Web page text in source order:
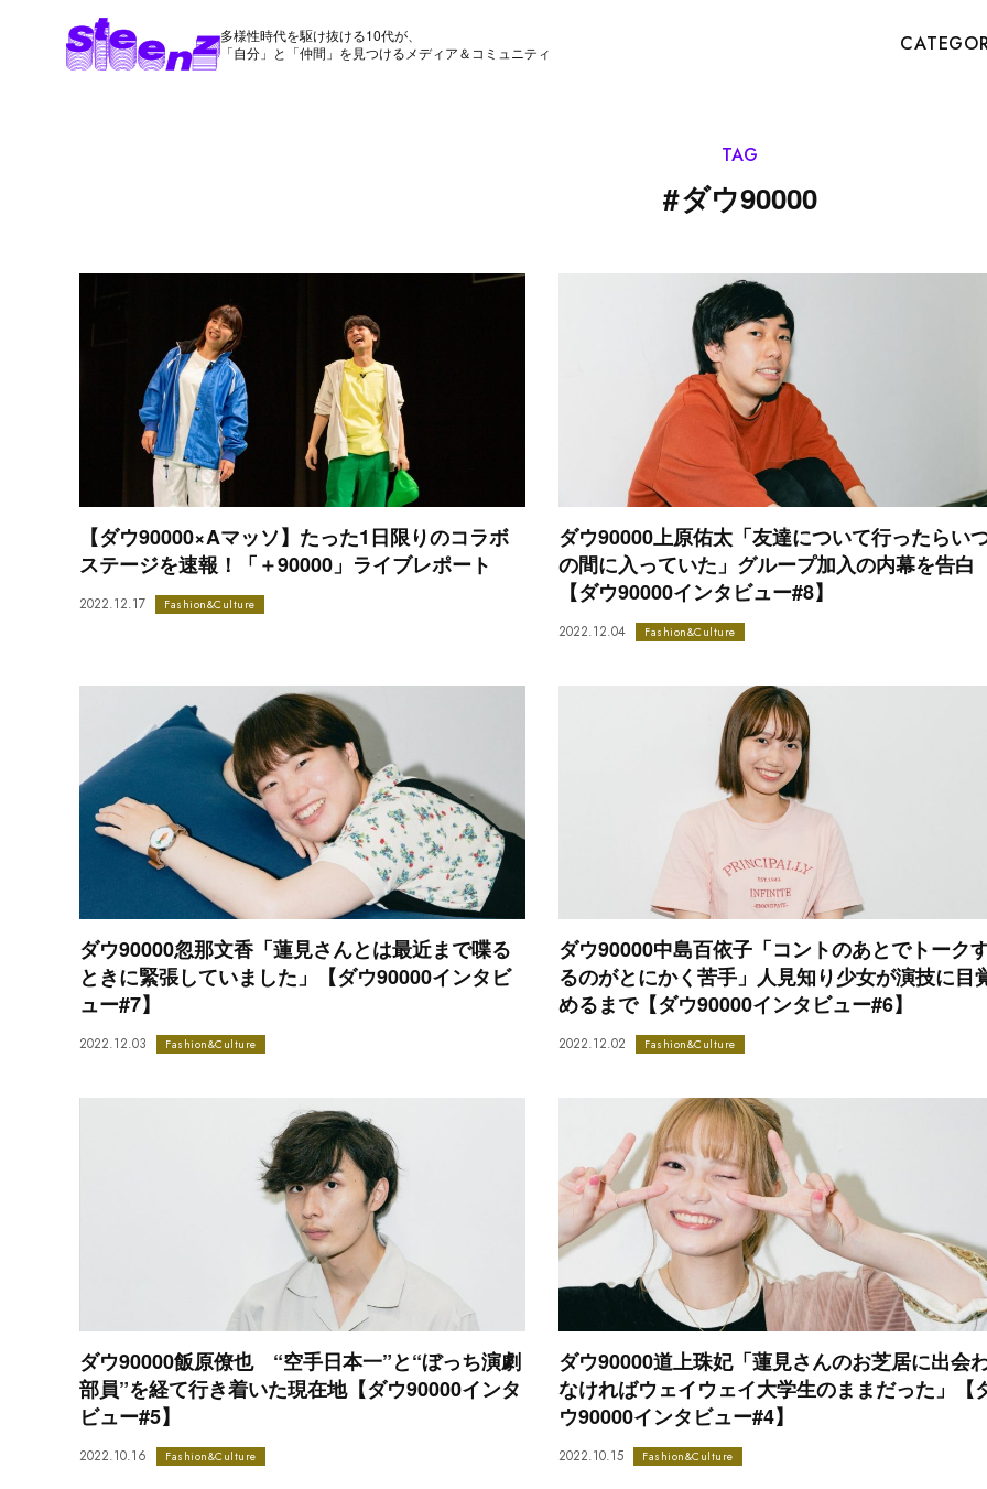
多様性時代を駆け抜ける10代が、
「自分」と「仲間」を見つけるメディア＆コミュニティ
TAG
#ダウ90000
【ダウ90000×Aマッソ】たった1日限りのコラボ
ステージを速報！「＋90000」ライブレポート
2022.12.17 Fashion&Culture
ダウ90000上原佑太「友達について行ったらい
の間に入っていた」グループ加入の内幕を告白
【ダウ90000インタビュー#8】
2022.12.04 Fashion&Culture
ダウ90000忽那文香「蓮見さんとは最近まで喋る
ときに緊張していました」【ダウ90000インタビ
ュー#7】
2022.12.03 Fashion&Culture
ダウ90000中島百依子「コントのあとでトーク
るのがとにかく苦手」人見知り少女が演技に目
めるまで【ダウ90000インタビュー#6】
2022.12.02 Fashion&Culture
ダウ90000飯原僚也 “空手日本一”と“ぼっち演劇
部員”を経て行き着いた現在地【ダウ90000インタ
ビュー#5】
2022.10.16 Fashion&Culture
ダウ90000道上珠妃「蓮見さんのお芝居に出会
なければウェイウェイ大学生のままだった」【
ウ90000インタビュー#4】
2022.10.15 Fashion&Culture